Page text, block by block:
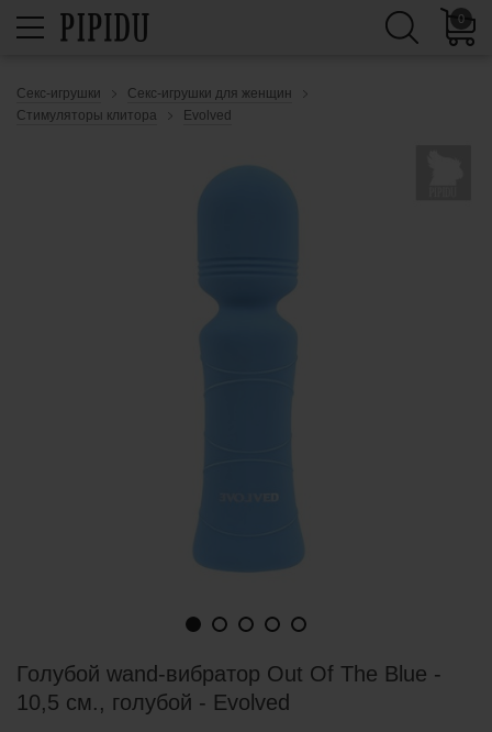
0
Секс-игрушки
Секс-игрушки для женщин
Стимуляторы клитора
Evolved
Голубой wand-вибратор Out Of The Blue -
10,5 см., голубой - Evolved